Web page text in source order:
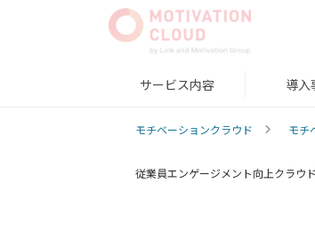
サービス内容 導入
モチベーションクラウド モチ
従業員エンゲージメント向上クラウ